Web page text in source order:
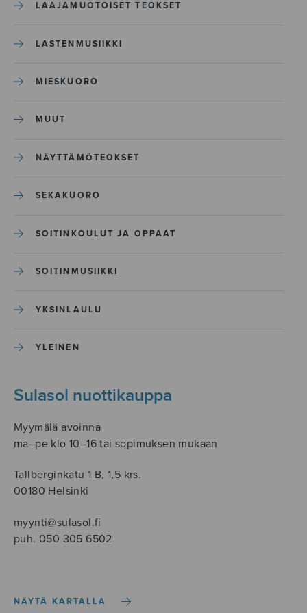
LAAJAMUOTOISET TEOKSET
LASTENMUSIIKKI
MIESKUORO
MUUT
NÄYTTÄMÖTEOKSET
SEKAKUORO
SOITINKOULUT JA OPPAAT
SOITINMUSIIKKI
YKSINLAULU
YLEINEN
Sulasol nuottikauppa
Myymälä avoinna
ma–pe klo 10–16 tai sopimuksen mukaan
Tallberginkatu 1 B, 1,5 krs.
00180 Helsinki
myynti@sulasol.fi
puh. 050 305 6502
NÄYTÄ KARTALLA